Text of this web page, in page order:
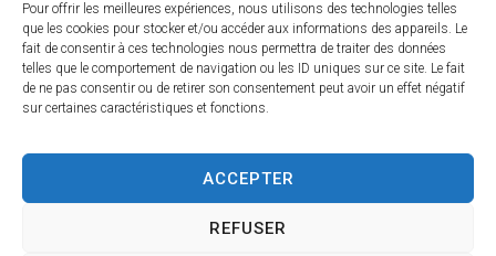
Pour offrir les meilleures expériences, nous utilisons des technologies telles
que les cookies pour stocker et/ou accéder aux informations des appareils. Le
fait de consentir à ces technologies nous permettra de traiter des données
telles que le comportement de navigation ou les ID uniques sur ce site. Le fait
de ne pas consentir ou de retirer son consentement peut avoir un effet négatif
sur certaines caractéristiques et fonctions.
ACCEPTER
REFUSER
02 32 46 63 00
Contact
Horaires d’ouverture
Du lundi au vendredi :
et de 13h30 à 17h